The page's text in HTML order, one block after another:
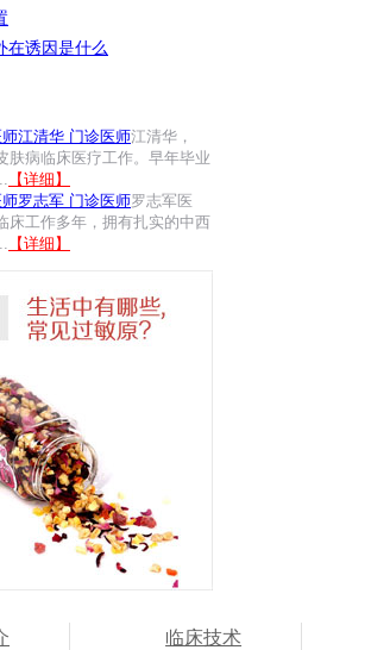
在诱因是什么
江清华 门诊医师江清华，
肤病临床医疗工作。早年毕业
【详细】
罗志军 门诊医师罗志军医
床工作多年，拥有扎实的中西
【详细】
临床技术